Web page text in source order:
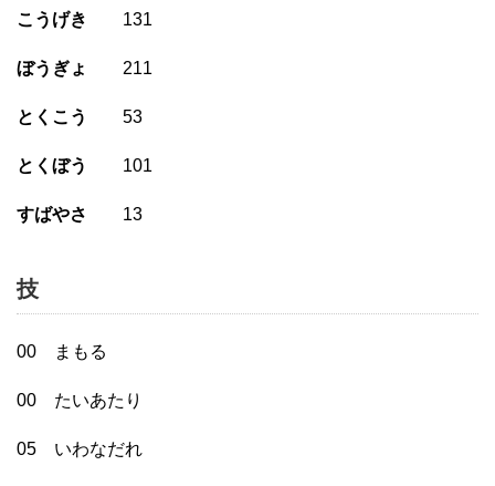
こうげき 131
ぼうぎょ 211
とくこう 53
とくぼう 101
すばやさ 13
技
00 まもる
00 たいあたり
05 いわなだれ